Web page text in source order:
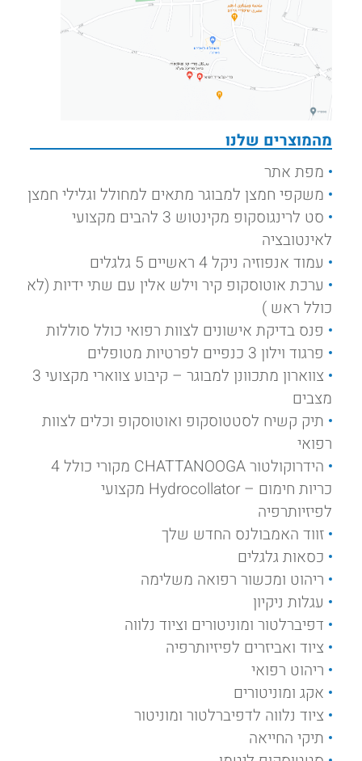
מהמוצרים שלנו
מפת אתר
משקפי חמצן למבוגר מתאים למחולל וגלילי חמצן
סט לרינגוסקופ מקינטוש 3 להבים מקצועי
לאינטובציה
עמוד אנפוזיה ניקל 4 ראשיים 5 גלגלים
ערכת אוטוסקופ קיר וילש אלין עם שתי ידיות (לא
כולל ראש )
פנס בדיקת אישונים לצוות רפואי כולל סוללות
פרגוד וילון 3 כנפיים לפרטיות מטופלים
צווארון מתכוונן למבוגר – קיבוע צווארי מקצועי 3
מצבים
תיק קשיח לסטטוסקופ ואוטוסקופ וכלים לצוות
רפואי
הידרוקולטור CHATTANOOGA מקורי כולל 4
כריות חימום – Hydrocollator מקצועי
לפיזיותרפיה
זווד האמבולנס החדש שלך
כסאות גלגלים
ריהוט ומכשור רפואה משלימה
עגלות ניקיון
דפיברלטור ומוניטורים וציוד נלווה
ציוד ואביזרים לפיזיותרפיה
ריהוט רפואי
אקג ומוניטורים
ציוד נלווה לדפיברלטור ומוניטור
תיקי החייאה